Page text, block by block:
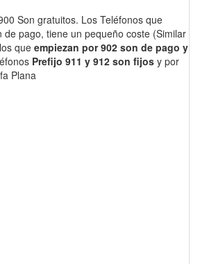
Son gratuitos. Los Teléfonos que
de pago, tiene un pequeño coste (Similar
que empiezan por 902 son de pago y
Prefijo 911 y 912 son fijos y por
Plana